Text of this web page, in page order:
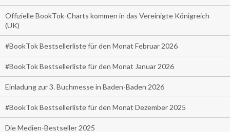
Offizielle BookTok-Charts kommen in das Vereinigte Königreich
(UK)
#BookTok Bestsellerliste für den Monat Februar 2026
#BookTok Bestsellerliste für den Monat Januar 2026
Einladung zur 3. Buchmesse in Baden-Baden 2026
#BookTok Bestsellerliste für den Monat Dezember 2025
Die Medien-Bestseller 2025